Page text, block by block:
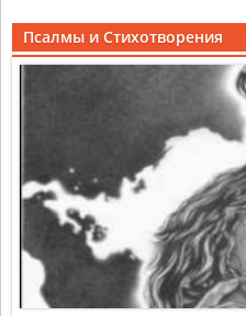
Псалмы и Стихотворения